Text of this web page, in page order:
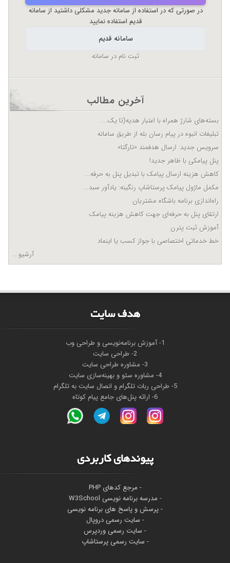
در صورتی که در استفاده از سامانه جدید مشکلی داشتید از سامانه
قدیم استفاده نمایید
سامانه قدیم
ثبت نام در سامانه
آخرین مطالب
بسته‌های شارژ همراه با اعتبار هدیه(تا یک...
تبلیغات انبوه در پیام رسان بله از طریق سامانه
سرویس جدید: ارسال هدفمند «تارگتا»
پنل پیامکی با ظاهر جدید!
کاهش هزینه ارسال پیامک با تبدیل پنل به حرفه...
مکمل ماژول پیامک پرستاشاپ رنگینه: یادآور سبد...
راه‌اندازی برنامه باشگاه مشتریان
ارتقای پنل به حرفه‌ای جهت کاهش هزینه پیامک
آموزش ثبت پترن
خط خدماتی اختصاصی با جواز کسب یا اینماد
آرشیو...
هدف سايت
1- آموزش برنامه‌نویسی و طراحی وب
2- طراحی سایت
3- مشاوره طراحی سایت
4- مشاوره سئو و بهینه‌سازی سایت
5- طراحی ربات تلگرام و انصال سایت به تلگرام
6- ارائه پنل‌های جامع پیام کوتاه
پیوندهای کاربردی
- مرجع کدهای PHP
- مدرسه برنامه نویسی W3School
- پرسش و پاسخ های برنامه نویسی
- سایت رسمی دروپال
- سایت رسمی وردپرس
- سایت رسمی پرستاشاپ